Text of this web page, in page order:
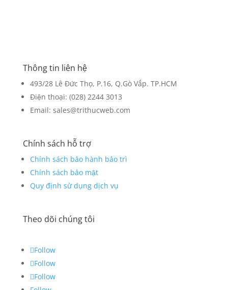
Thông tin liên hệ
493/28 Lê Đức Thọ, P.16, Q.Gò Vấp. TP.HCM
Điện thoại: (028) 2244 3013
Email: sales@trithucweb.com
Chính sách hỗ trợ
Chính sách bảo hành bảo trì
Chính sách bảo mật
Quy định sử dụng dịch vụ
Theo dõi chúng tôi
Follow
Follow
Follow